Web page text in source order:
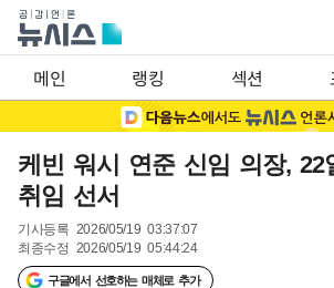
메인 랭킹 섹션
케빈 워시 연준 신임 의장, 22
취임 선서
기사등록 2026/05/19 03:37:07
최종수정 2026/05/19 05:44:24
구글에서 선호하는 매체로 추가